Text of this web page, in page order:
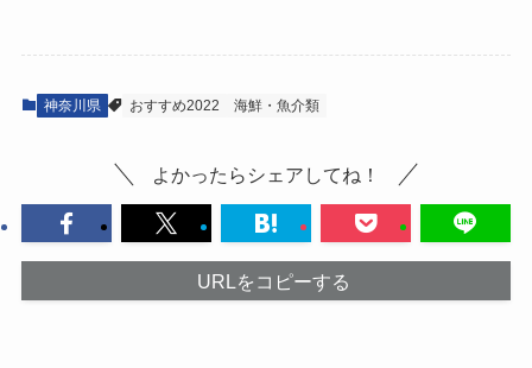
神奈川県 おすすめ2022 海鮮・魚介類
よかったらシェアしてね！
URLをコピーする